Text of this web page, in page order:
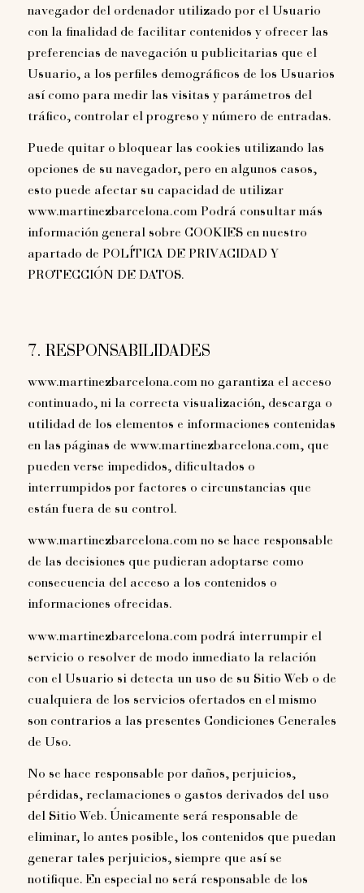
navegador del ordenador utilizado por el Usuario
con la finalidad de facilitar contenidos y ofrecer las
preferencias de navegación u publicitarias que el
Usuario, a los perfiles demográficos de los Usuarios
así como para medir las visitas y parámetros del
tráfico, controlar el progreso y número de entradas.
Puede quitar o bloquear las cookies utilizando las
opciones de su navegador, pero en algunos casos,
esto puede afectar su capacidad de utilizar
www.martinezbarcelona.com Podrá consultar más
información general sobre COOKIES en nuestro
apartado de POLÍTICA DE PRIVACIDAD Y
PROTECCIÓN DE DATOS.
7. RESPONSABILIDADES
www.martinezbarcelona.com no garantiza el acceso
continuado, ni la correcta visualización, descarga o
utilidad de los elementos e informaciones contenidas
en las páginas de www.martinezbarcelona.com, que
pueden verse impedidos, dificultados o
interrumpidos por factores o circunstancias que
están fuera de su control.
www.martinezbarcelona.com no se hace responsable
de las decisiones que pudieran adoptarse como
consecuencia del acceso a los contenidos o
informaciones ofrecidas.
www.martinezbarcelona.com podrá interrumpir el
servicio o resolver de modo inmediato la relación
con el Usuario si detecta un uso de su Sitio Web o de
cualquiera de los servicios ofertados en el mismo
son contrarios a las presentes Condiciones Generales
de Uso.
No se hace responsable por daños, perjuicios,
pérdidas, reclamaciones o gastos derivados del uso
del Sitio Web. Únicamente será responsable de
eliminar, lo antes posible, los contenidos que puedan
generar tales perjuicios, siempre que así se
notifique. En especial no será responsable de los